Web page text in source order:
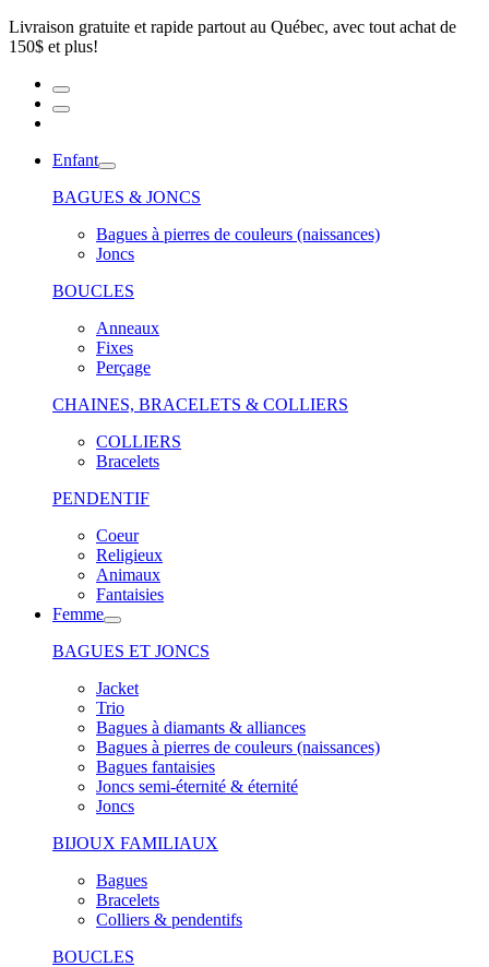
Livraison gratuite et rapide partout au Québec, avec tout achat de
150$ et plus!
Enfant
BAGUES & JONCS
Bagues à pierres de couleurs (naissances)
Joncs
BOUCLES
Anneaux
Fixes
Perçage
CHAINES, BRACELETS & COLLIERS
COLLIERS
Bracelets
PENDENTIF
Coeur
Religieux
Animaux
Fantaisies
Femme
BAGUES ET JONCS
Jacket
Trio
Bagues à diamants & alliances
Bagues à pierres de couleurs (naissances)
Bagues fantaisies
Joncs semi-éternité & éternité
Joncs
BIJOUX FAMILIAUX
Bagues
Bracelets
Colliers & pendentifs
BOUCLES